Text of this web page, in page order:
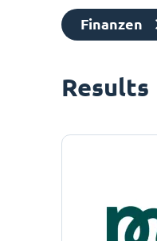
Finanzen
Results